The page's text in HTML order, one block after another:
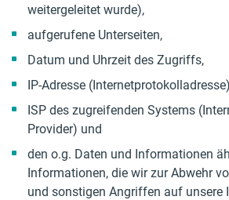
weitergeleitet wurde),
aufgerufene Unterseiten,
Datum und Uhrzeit des Zugriffs,
IP-Adresse
ISP des zugreifenden Systems
Provider) und
den o.g. Daten und Informationen
Informationen, die wir zur Abwehr
und sonstigen Angriffen auf unsere